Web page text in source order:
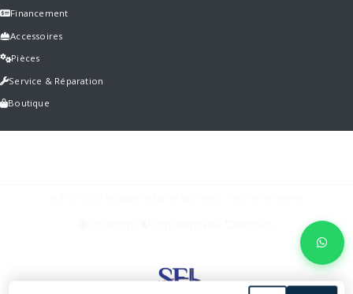
Financement
Accessoires
Pièces
Service & Réparation
Boutique